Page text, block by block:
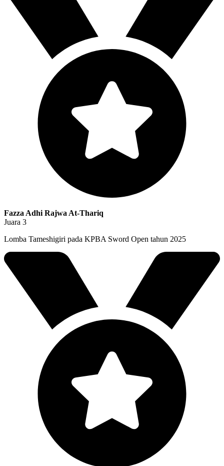
Fazza Adhi Rajwa At-Thariq
Juara 3
Lomba Tameshigiri pada KPBA Sword Open tahun 2025